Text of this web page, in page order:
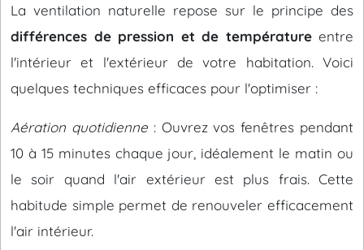
La ventilation naturelle repose sur le principe des
différences de pression et de températureentre
l'intérieur et l'extérieur de votre habitation. Voici
quelques techniques efficaces pour l'optimiser :
Aération quotidienne: Ouvrez vos fenêtres pendant
10 à 15 minutes chaque jour, idéalement le matin ou
le soir quand l'air extérieur est plus frais. Cette
habitude simple permet de renouveler efficacement
l'air intérieur.